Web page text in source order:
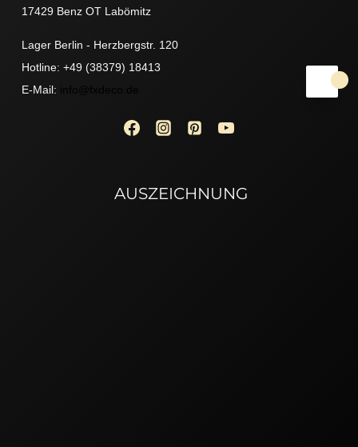
17429 Benz OT Labömitz
Lager Berlin - Herzbergstr. 120
Hotline: +49 (38379) 18413
E-Mail:
AUSZEICHNUNG